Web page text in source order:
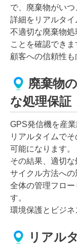
で、廃棄物がい
詳細をリアルタイ
不適切な廃棄物
ことを確認できま
顧客への信頼性も
廃棄物
な処理保証
GPS発信機を産
リアルタイムで
可能になります。
その結果、適切
サイクル方法への
全体の管理フロ
す。
環境保護とビジネ
リアル